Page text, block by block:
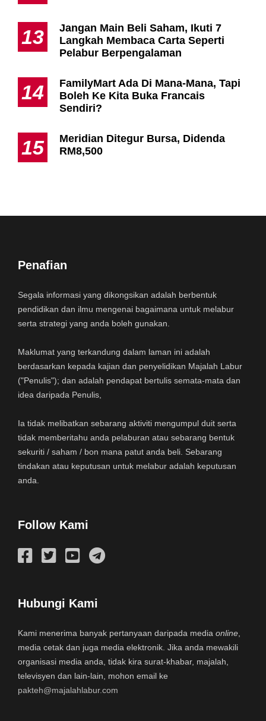
13
Jangan Main Beli Saham, Ikuti 7
Langkah Membaca Carta Seperti
Pelabur Berpengalaman
14
FamilyMart Ada Di Mana-Mana, Tapi
Boleh Ke Kita Buka Francais
Sendiri?
15
Meridian Ditegur Bursa, Didenda
RM8,500
Penafian
Segala informasi yang dikongsikan adalah berbentuk
pendidikan dan ilmu mengenai bagaimana untuk melabur
serta strategi yang anda boleh gunakan.
Maklumat yang terkandung dalam laman ini adalah
berdasarkan kepada kajian dan penyelidikan Majalah Labur
("Penulis"); dan adalah pendapat bertulis semata-mata dan
idea daripada Penulis,
Ia tidak melibatkan sebarang aktiviti mengumpul duit serta
tidak memberitahu anda pelaburan atau sebarang bentuk
sekuriti / saham / bon mana patut anda beli. Sebarang
tindakan atau keputusan untuk melabur adalah keputusan
anda.
Follow Kami
Hubungi Kami
Kami menerima banyak pertanyaan daripada media online,
media cetak dan juga media elektronik. Jika anda mewakili
organisasi media anda, tidak kira surat-khabar, majalah,
televisyen dan lain-lain, mohon email ke
pakteh@majalahlabur.com